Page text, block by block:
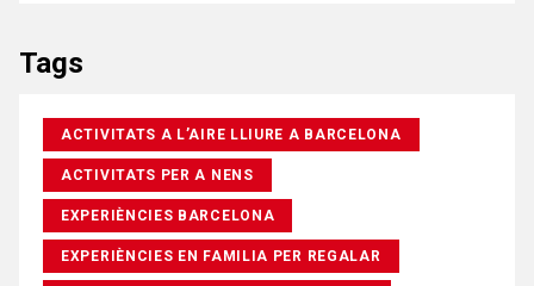
Tags
ACTIVITATS A L’AIRE LLIURE A BARCELONA
ACTIVITATS PER A NENS
EXPERIÈNCIES BARCELONA
EXPERIÈNCIES EN FAMILIA PER REGALAR